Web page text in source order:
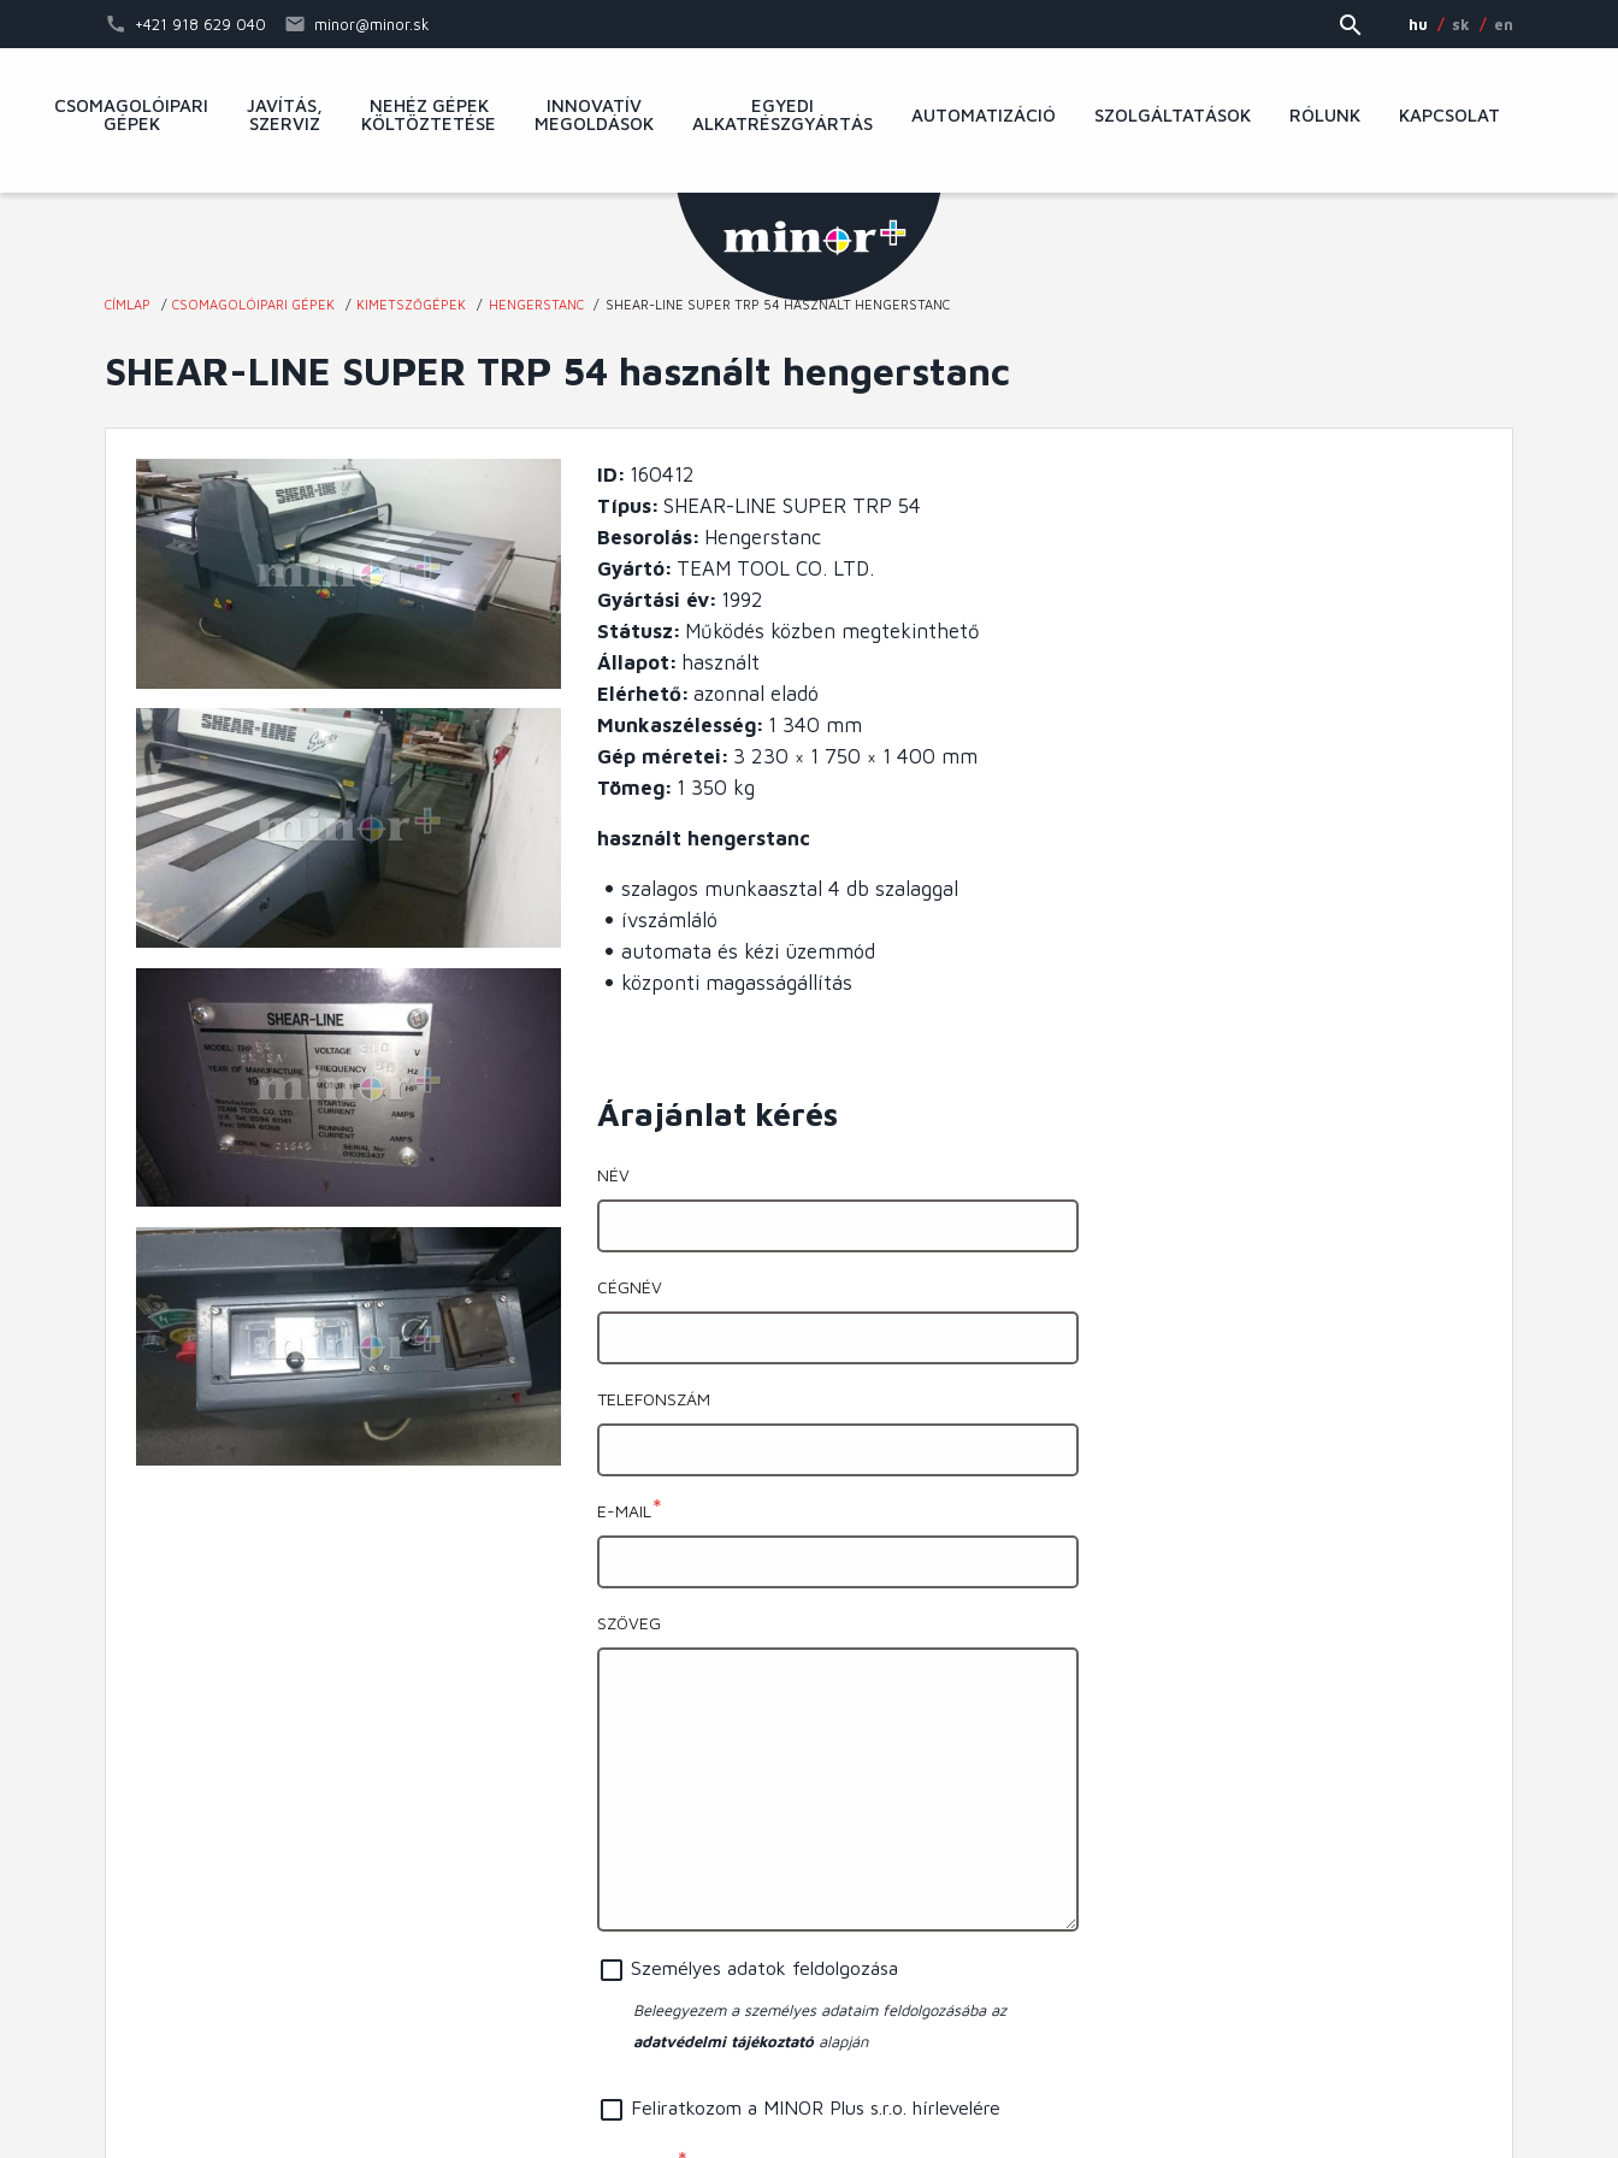
a
+421 918 629 040 minor@minor.sk hu sk en
navigáció
CSOMAGOLÓIPARI
GÉPEK
JAVÍTÁS,
SZERVIZ
NEHÉZ GÉPEK
KÖLTÖZTETÉSE
INNOVATÍV
MEGOLDÁSOK
EGYEDI
ALKATRÉSZGYÁRTÁS
AUTOMATIZÁCIÓ SZOLGÁLTATÁSOK RÓLUNK KAPCSOLAT
hely
CÍMLAP CSOMAGOLÓIPARI GÉPEK KIMETSZŐGÉPEK HENGERSTANC SHEAR-LINE SUPER TRP 54 HASZNÁLT HENGERSTANC
SHEAR-LINE SUPER TRP 54 használt hengerstanc
ID 160412
Típus SHEAR-LINE SUPER TRP 54
Besorolás Hengerstanc
Gyártó TEAM TOOL CO. LTD.
Gyártási év 1992
Státusz Működés közben megtekinthető
Állapot használt
Elérhető azonnal eladó
Munkaszélesség 1 340 mm
Gép méretei 3 230 × 1 750 × 1 400 mm
Tömeg 1 350 kg
használt hengerstanc
szalagos munkaasztal 4 db szalaggal
ívszámláló
automata és kézi üzemmód
központi magasságállítás
Árajánlat kérés
NÉV
CÉGNÉV
TELEFONSZÁM
E-MAIL
SZÖVEG
Személyes adatok feldolgozása
Beleegyezem a személyes adataim feldolgozásába az
adatvédelmi tájékoztatóalapján
Feliratkozom a MINOR Plus s.r.o. hírlevelére